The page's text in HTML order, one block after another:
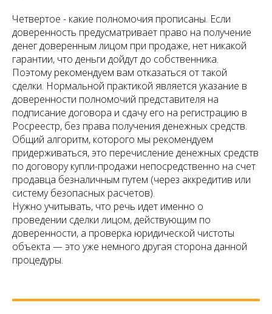
Четвертое - какие полномочия прописаны. Если
доверенность предусматривает право на получение
денег доверенным лицом при продаже, нет никакой
гарантии, что деньги дойдут до собственника.
Поэтому рекомендуем вам отказаться от такой
сделки. Нормальной практикой является указание в
доверенности полномочий представителя на
подписание договора и сдачу его на регистрацию в
Росреестр, без права получения денежных средств.
Общий алгоритм, которого мы рекомендуем
придерживаться, это перечисление денежных средств
по договору купли-продажи непосредственно на счет
продавца безналичным путем (через аккредитив или
систему безопасных расчетов).
Нужно учитывать, что речь идет именно о
проведении сделки лицом, действующим по
доверенности, а проверка юридической чистоты
объекта — это уже немного другая сторона данной
процедуры.